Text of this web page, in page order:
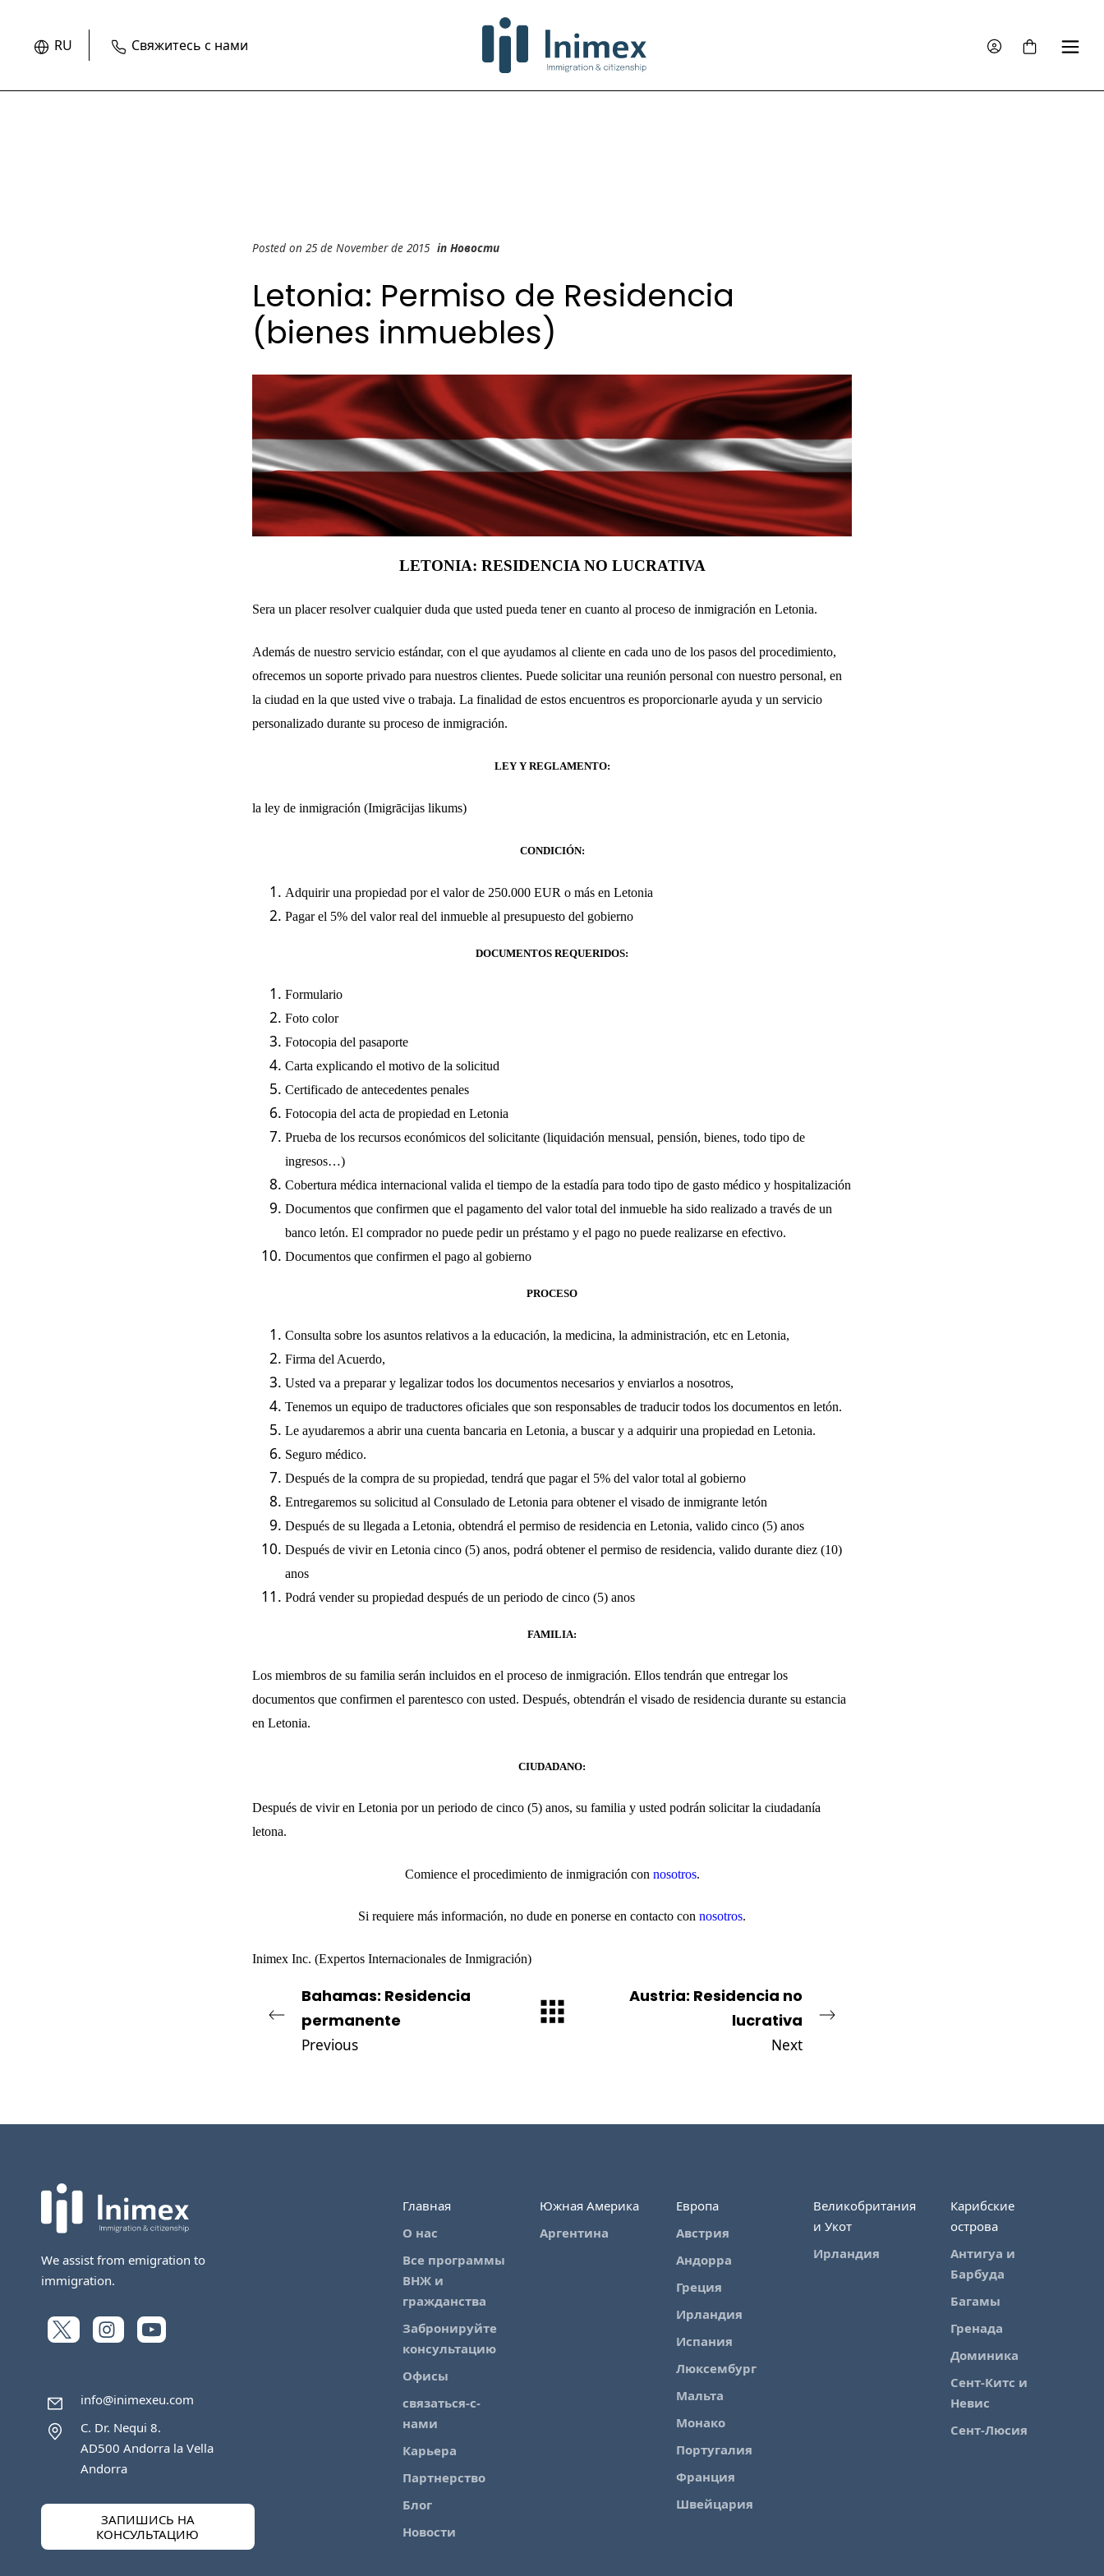
RU Свяжитесь с нами
Posted on 25 de November de 2015 in Новости
Letonia: Permiso de Residencia
(bienes inmuebles)
LETONIA: RESIDENCIA NO LUCRATIVA
Sera un placer resolver cualquier duda que usted pueda tener en cuanto al proceso de inmigración en Letonia.
Además de nuestro servicio estándar, con el que ayudamos al cliente en cada uno de los pasos del procedimiento,
ofrecemos un soporte privado para nuestros clientes. Puede solicitar una reunión personal con nuestro personal, en
la ciudad en la que usted vive o trabaja. La finalidad de estos encuentros es proporcionarle ayuda y un servicio
personalizado durante su proceso de inmigración.
LEY Y REGLAMENTO:
la ley de inmigración (Imigrācijas likums)
CONDICIÓN:
Adquirir una propiedad por el valor de 250.000 EUR o más en Letonia
Pagar el 5% del valor real del inmueble al presupuesto del gobierno
DOCUMENTOS REQUERIDOS:
Formulario
Foto color
Fotocopia del pasaporte
Carta explicando el motivo de la solicitud
Certificado de antecedentes penales
Fotocopia del acta de propiedad en Letonia
Prueba de los recursos económicos del solicitante (liquidación mensual, pensión, bienes, todo tipo de
ingresos…)
Cobertura médica internacional valida el tiempo de la estadía para todo tipo de gasto médico y hospitalización
Documentos que confirmen que el pagamento del valor total del inmueble ha sido realizado a través de un
banco letón. El comprador no puede pedir un préstamo y el pago no puede realizarse en efectivo.
Documentos que confirmen el pago al gobierno
PROCESO
Consulta sobre los asuntos relativos a la educación, la medicina, la administración, etc en Letonia,
Firma del Acuerdo,
Usted va a preparar y legalizar todos los documentos necesarios y enviarlos a nosotros,
Tenemos un equipo de traductores oficiales que son responsables de traducir todos los documentos en letón.
Le ayudaremos a abrir una cuenta bancaria en Letonia, a buscar y a adquirir una propiedad en Letonia.
Seguro médico.
Después de la compra de su propiedad, tendrá que pagar el 5% del valor total al gobierno
Entregaremos su solicitud al Consulado de Letonia para obtener el visado de inmigrante letón
Después de su llegada a Letonia, obtendrá el permiso de residencia en Letonia, valido cinco (5) anos
Después de vivir en Letonia cinco (5) anos, podrá obtener el permiso de residencia, valido durante diez (10)
anos
Podrá vender su propiedad después de un periodo de cinco (5) anos
FAMILIA:
Los miembros de su familia serán incluidos en el proceso de inmigración. Ellos tendrán que entregar los
documentos que confirmen el parentesco con usted. Después, obtendrán el visado de residencia durante su estancia
en Letonia.
CIUDADANO:
Después de vivir en Letonia por un periodo de cinco (5) anos, su familia y usted podrán solicitar la ciudadanía
letona.
Comience el procedimiento de inmigración con nosotros.
Si requiere más información, no dude en ponerse en contacto con nosotros.
Inimex Inc. (Expertos Internacionales de Inmigración)
Bahamas: Residencia
permanente
Previous
Austria: Residencia no
lucrativa
Next
We assist from emigration to
immigration.
info@inimexeu.com
C. Dr. Nequi 8.
AD500 Andorra la Vella
Andorra
ЗАПИШИСЬ НА
КОНСУЛЬТАЦИЮ
Главная
О нас
Все программы
ВНЖ и
гражданства
Забронируйте
консультацию
Офисы
связаться-с-
нами
Карьера
Партнерство
Блог
Новости
Южная Америка
Аргентина
Европа
Австрия
Андорра
Греция
Ирландия
Испания
Люксембург
Мальта
Монако
Португалия
Франция
Швейцария
Великобритания
и Укот
Ирландия
Карибские
острова
Антигуа и
Барбуда
Багамы
Гренада
Доминика
Сент-Китс и
Невис
Сент-Люсия